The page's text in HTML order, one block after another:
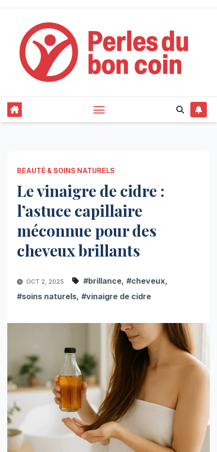
Skip
content
BEAUTÉ & SOINS NATURELS
Le vinaigre de cidre :
l’astuce capillaire
méconnue pour des
cheveux brillants
OCT 2, 2025 #brillance, #cheveux,
#soins naturels, #vinaigre de cidre